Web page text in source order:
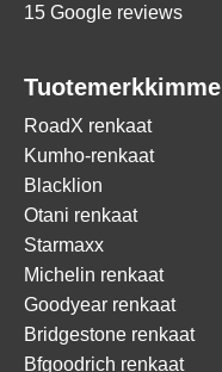
15 Google reviews
Tuotemerkkimme
RoadX renkaat
Kumho-renkaat
Blacklion
Otani renkaat
Starmaxx
Michelin renkaat
Goodyear renkaat
Bridgestone renkaat
Bfgoodrich renkaat